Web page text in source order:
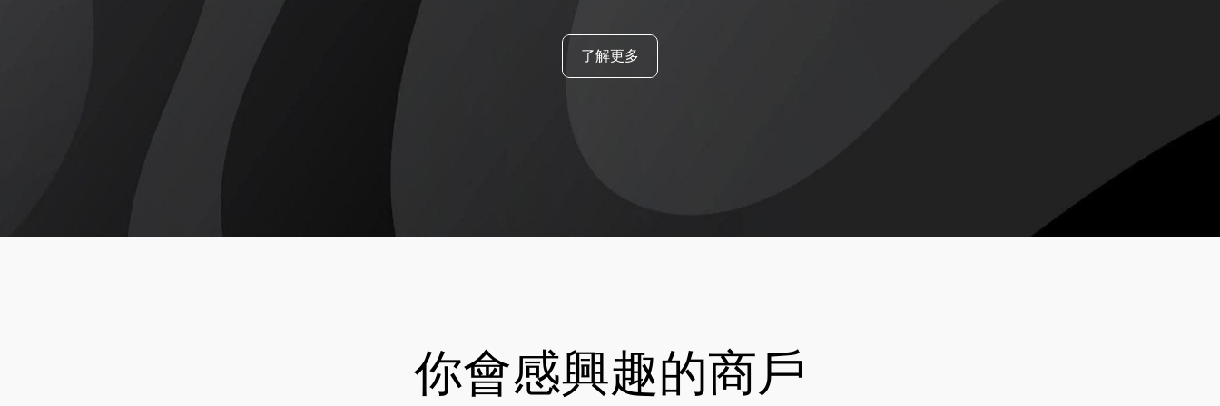
了解更多
你會感興趣的商戶